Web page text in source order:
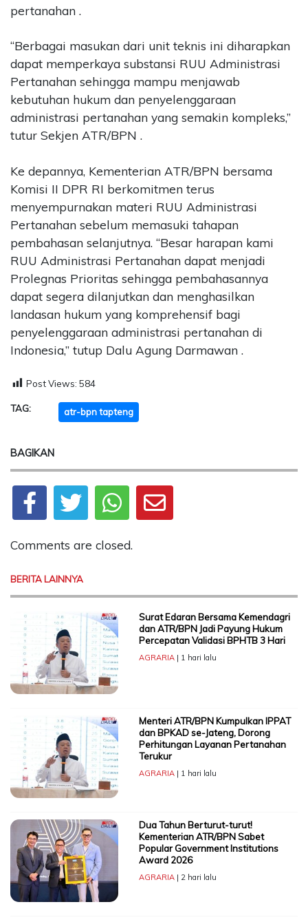
pertanahan .
“Berbagai masukan dari unit teknis ini diharapkan
dapat memperkaya substansi RUU Administrasi
Pertanahan sehingga mampu menjawab
kebutuhan hukum dan penyelenggaraan
administrasi pertanahan yang semakin kompleks,”
tutur Sekjen ATR/BPN .
Ke depannya, Kementerian ATR/BPN bersama
Komisi II DPR RI berkomitmen terus
menyempurnakan materi RUU Administrasi
Pertanahan sebelum memasuki tahapan
pembahasan selanjutnya. “Besar harapan kami
RUU Administrasi Pertanahan dapat menjadi
Prolegnas Prioritas sehingga pembahasannya
dapat segera dilanjutkan dan menghasilkan
landasan hukum yang komprehensif bagi
penyelenggaraan administrasi pertanahan di
Indonesia,” tutup Dalu Agung Darmawan .
Post Views: 584
TAG: atr-bpn tapteng
BAGIKAN
Comments are closed.
BERITA LAINNYA
Surat Edaran Bersama Kemendagri
dan ATR/BPN Jadi Payung Hukum
Percepatan Validasi BPHTB 3 Hari
AGRARIA| 1 hari lalu
Menteri ATR/BPN Kumpulkan IPPAT
dan BPKAD se-Jateng, Dorong
Perhitungan Layanan Pertanahan
Terukur
AGRARIA| 1 hari lalu
Dua Tahun Berturut-turut!
Kementerian ATR/BPN Sabet
Popular Government Institutions
Award 2026
AGRARIA| 2 hari lalu